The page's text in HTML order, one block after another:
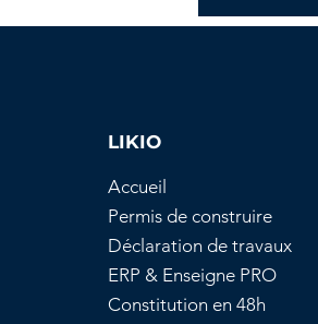
et
LIKIO
Accueil
Permis de construire
Déclaration de travaux
ERP & Enseigne PRO
Constitution en 48h